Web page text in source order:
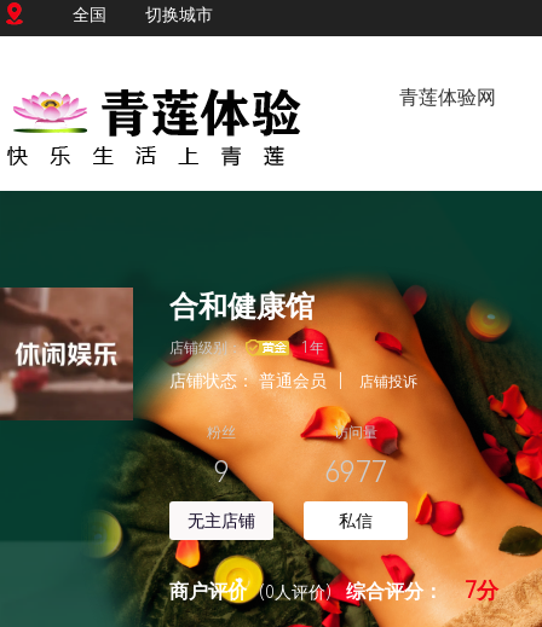
全国 切换城市
青莲体验网
合和健康馆
店铺级别： 1年
店铺状态：普通会员 店铺投诉
粉丝
9
无主店铺
访问量
6977
私信
商户评价 (0人评价)综合评分： 7分